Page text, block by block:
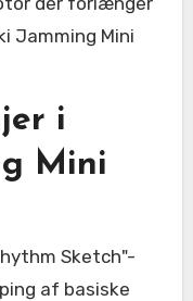
Jamming Mini
i
Mini
Sketch"-
af basiske